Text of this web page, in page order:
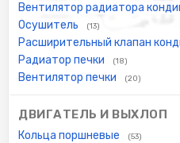
Вентилятор радиатора
Осушитель (13)
Расширительный клапан
Радиатор печки (18)
Вентилятор печки (20)
ДВИГАТЕЛЬ И ВЫХЛОП
Кольца поршневые (53)